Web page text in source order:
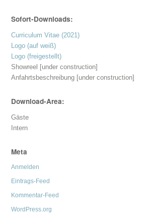
Sofort-Downloads:
Curriculum Vitae (2021)
Logo (auf weiß)
Logo (freigestellt)
Showreel [under construction]
Anfahrtsbeschreibung [under construction]
Download-Area:
Gäste
Intern
Meta
Anmelden
Eintrags-Feed
Kommentar-Feed
WordPress.org